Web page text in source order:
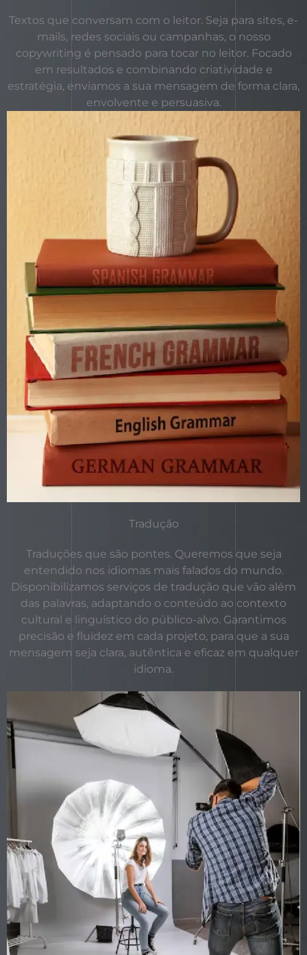
Textos que conversam com o leitor. Seja para sites, e-
mails, redes sociais ou campanhas, o nosso
copywriting é pensado para tocar no leitor. Focado
em resultados e combinando criatividade e
estratégia, enviamos a sua mensagem de forma clara,
envolvente e persuasiva.
Tradução
Traduções que são pontes. Queremos que seja
entendido nos idiomas mais falados do mundo.
Disponibilizamos serviços de tradução que vão além
das palavras, adaptando o conteúdo ao contexto
cultural e linguístico do público-alvo. Garantimos
precisão e fluidez em cada projeto, para que a sua
mensagem seja clara, autêntica e eficaz em qualquer
idioma.